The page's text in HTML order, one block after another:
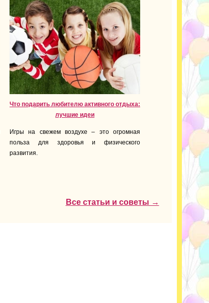
Что подарить любителю активного отдыха:
лучшие идеи
Игры на свежем воздухе – это огромная
польза для здоровья и физического
развития.
Все статьи и советы →